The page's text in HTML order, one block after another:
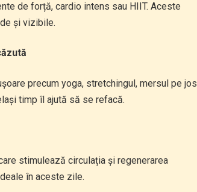
de forță, cardio intens sau HIIT. Aceste
și vizibile.
precum yoga, stretchingul, mersul pe jos
timp îl ajută să se refacă.
stimulează circulația și regenerarea
în aceste zile.